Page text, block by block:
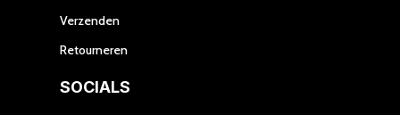
Verzenden
Retourneren
SOCIALS